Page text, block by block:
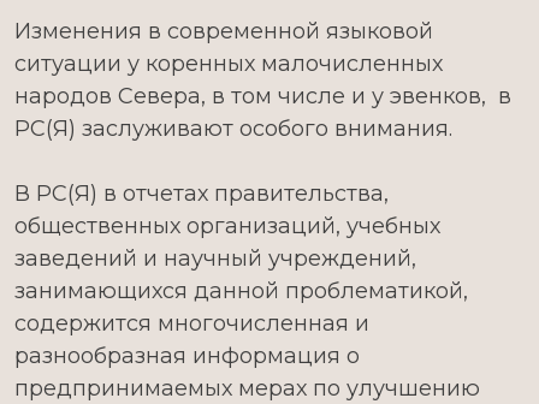
Изменения в современной языковой
ситуации у коренных малочисленных
народов Севера, в том числе и у эвенков, в
РС(Я) заслуживают особого внимания.
В РС(Я) в отчетах правительства,
общественных организаций, учебных
заведений и научный учреждений,
занимающихся данной проблематикой,
содержится многочисленная и
разнообразная информация о
предпринимаемых мерах по улучшению